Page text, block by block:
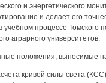
и энергетического
и делает его
учебном процессе Томского
аграрного университетов.
положения, выносимые
кривой силы света